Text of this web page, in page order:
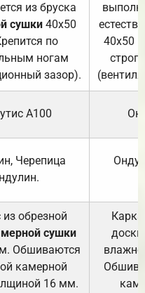
из бруска
сушки40х50
по
ногам
зазор).
40х50
А100
Черепица
из обрезной
сушки
Обшиваются
камерной
16 мм.
доски